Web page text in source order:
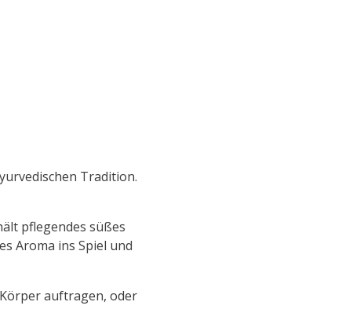
Tradition.
pflegendes süßes
Aroma ins Spiel und
auftragen, oder